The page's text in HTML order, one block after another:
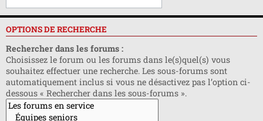
OPTIONS DE RECHERCHE
Rechercher dans les forums :
Choisissez le forum ou les forums dans le(s)quel(s) vous
souhaitez effectuer une recherche. Les sous-forums sont
automatiquement inclus si vous ne désactivez pas l’option ci-
dessous « Rechercher dans les sous-forums ».